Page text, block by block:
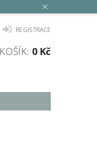
REGISTRACE
KOŠÍK: 0 Kč